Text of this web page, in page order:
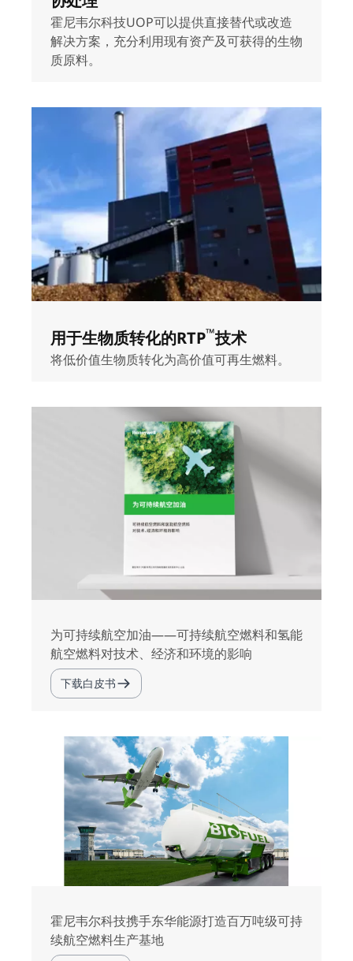
霍尼韦尔科技UOP可以提供直接替代或改造
解决方案，充分利用现有资产及可获得的生物
质原料。
用于生物质转化的RTP™技术
将低价值生物质转化为高价值可再生燃料。
为可持续航空加油——可持续航空燃料和氢能
航空燃料对技术、经济和环境的影响
下载白皮书
霍尼韦尔科技携手东华能源打造百万吨级可持
续航空燃料生产基地